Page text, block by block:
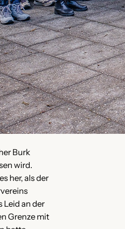
Burk
wird.
her, als der
Leid an der
Grenze mit